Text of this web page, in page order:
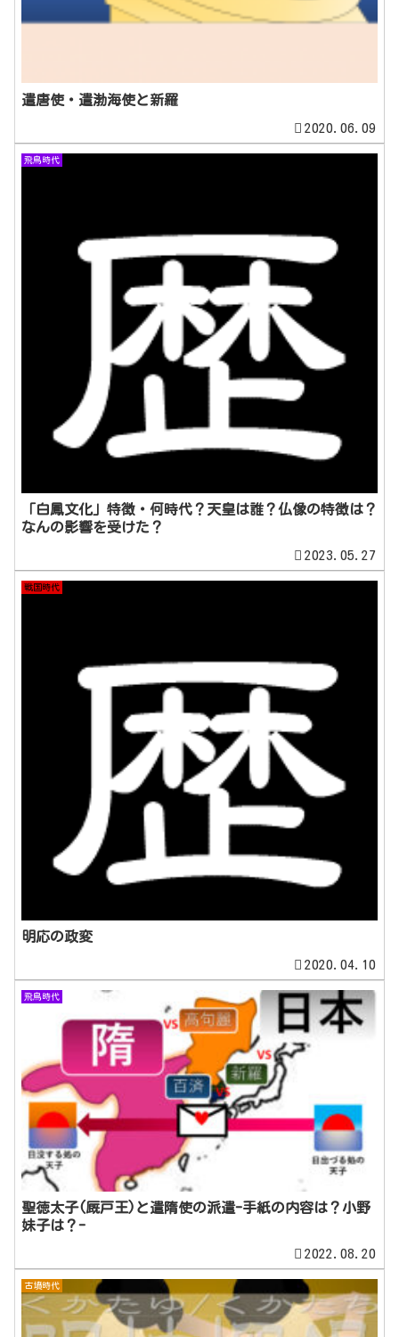
遣唐使・遣渤海使と新羅
2020.06.09
飛鳥時代
「白鳳文化」特徴・何時代？天皇は誰？仏像の特徴は？
なんの影響を受けた？
2023.05.27
戦国時代
明応の政変
2020.04.10
飛鳥時代
聖徳太子(厩戸王)と遣隋使の派遣-手紙の内容は？小野
妹子は？-
2022.08.20
古墳時代